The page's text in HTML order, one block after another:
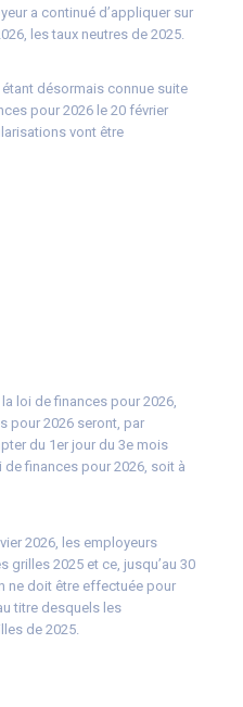
a continué d’appliquer sur
les taux neutres de 2025.
désormais connue suite
pour 2026 le 20 février
vont être
loi de finances pour 2026,
pour 2026 seront, par
du 1er jour du 3e mois
finances pour 2026, soit à
2026, les employeurs
grilles 2025 et ce, jusqu’au 30
ne doit être effectuée pour
titre desquels les
de 2025.